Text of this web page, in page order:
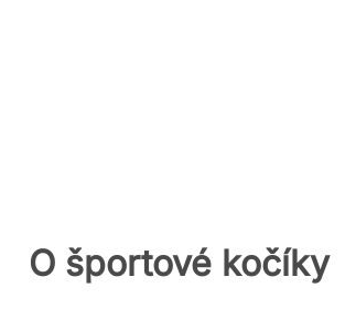
O športové kočíky